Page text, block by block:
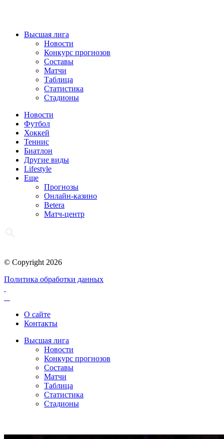
Высшая лига
Новости
Конкурс прогнозов
Составы
Матчи
Таблица
Статистика
Стадионы
Новости
Футбол
Хоккей
Теннис
Биатлон
Другие виды
Lifestyle
Еще
Прогнозы
Онлайн-казино
Betera
Матч-центр
© Copyright 2026
Политика обработки данных
О сайте
Контакты
Высшая лига
Новости
Конкурс прогнозов
Составы
Матчи
Таблица
Статистика
Стадионы